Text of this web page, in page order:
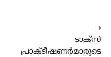
ടാക്സ്
പ്രാക്ടീഷണർമാരുടെ
⟶